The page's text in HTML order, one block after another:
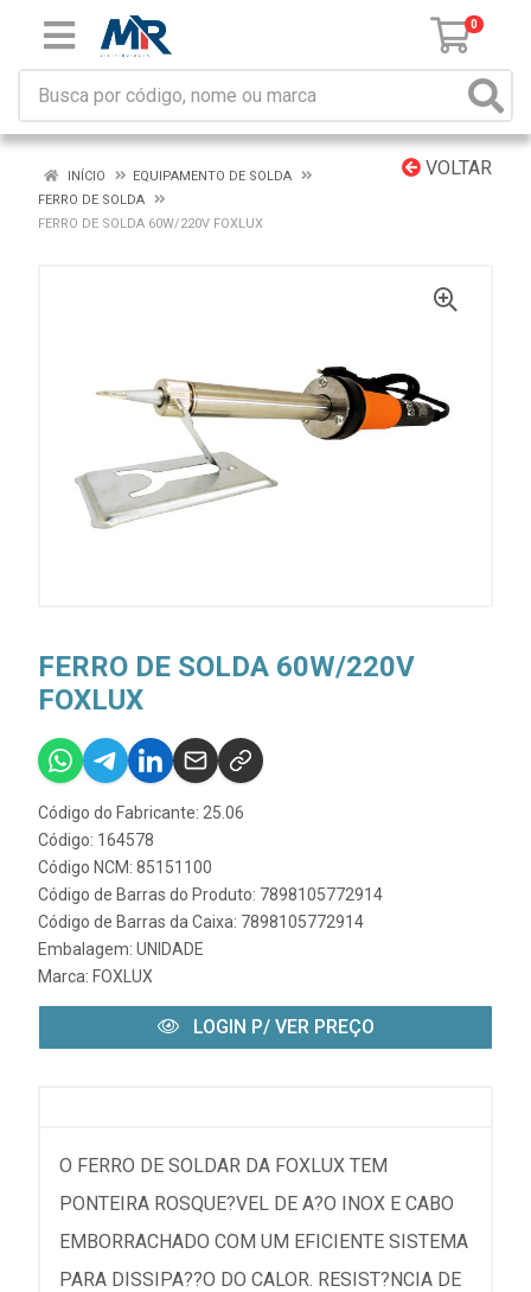
0
VOLTAR
INÍCIO
EQUIPAMENTO DE SOLDA
FERRO DE SOLDA
FERRO DE SOLDA 60W/220V FOXLUX
FERRO DE SOLDA 60W/220V
FOXLUX
Código do Fabricante: 25.06
Código: 164578
Código NCM: 85151100
Código de Barras do Produto: 7898105772914
Código de Barras da Caixa: 7898105772914
Embalagem: UNIDADE
Marca: FOXLUX
LOGIN P/ VER PREÇO
O FERRO DE SOLDAR DA FOXLUX TEM
PONTEIRA ROSQUE?VEL DE A?O INOX E CABO
EMBORRACHADO COM UM EFICIENTE SISTEMA
PARA DISSIPA??O DO CALOR. RESIST?NCIA DE